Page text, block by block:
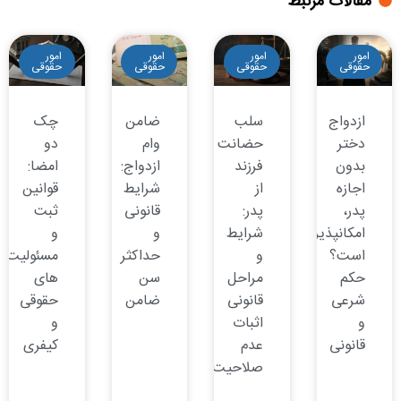
امور
حقوقی
ازدواج
دختر
بدون
اجازه
پدر،
امکانپذیر
است؟
حکم
شرعی
و
قانونی
امور
حقوقی
سلب
حضانت
فرزند
از
پدر:
شرایط
و
مراحل
قانونی
اثبات
عدم
صلاحیت
امور
حقوقی
ضامن
وام
ازدواج:
شرایط
قانونی
و
حداکثر
سن
ضامن
امور
حقوقی
چک
دو
امضا:
قوانین
ثبت
و
مسئولیت
های
حقوقی
و
کیفری